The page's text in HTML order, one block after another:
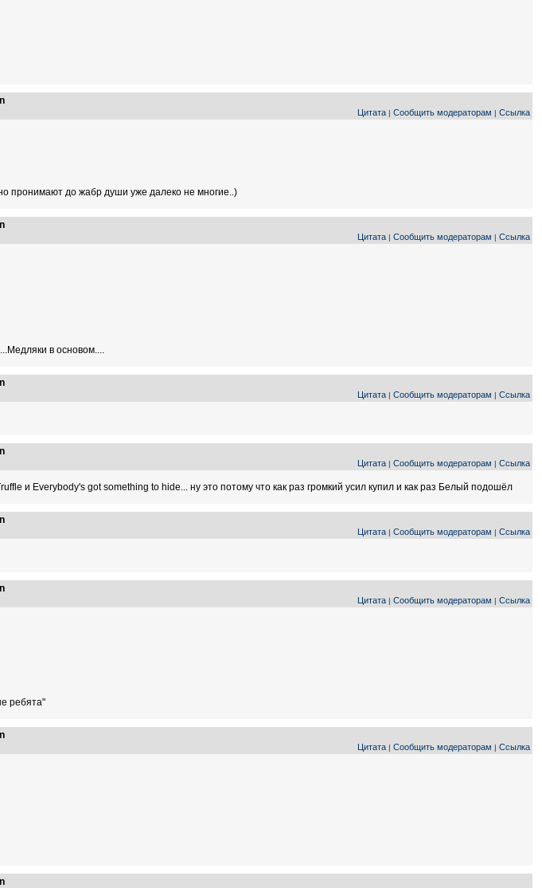
Цитата | Сообщить модераторам | Ссылка
пронимают до жабр души уже далеко не многие..)
Цитата | Сообщить модераторам | Ссылка
в основом....
Цитата | Сообщить модераторам | Ссылка
Цитата | Сообщить модераторам | Ссылка
и Everybody's got something to hide... ну это потому что как раз громкий усил купил и как раз Белый подошёл
Цитата | Сообщить модераторам | Ссылка
Цитата | Сообщить модераторам | Ссылка
ребята"
Цитата | Сообщить модераторам | Ссылка